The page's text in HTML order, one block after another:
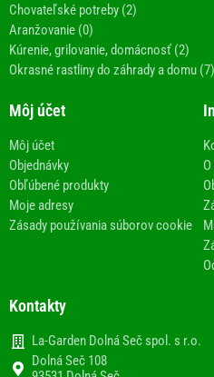
Chovateľské potreby (2)
Aranžovanie (0)
Kúrenie, grilovanie, domácnosť (2)
Okrasné rastliny do záhrady a domu (7)
Môj účet
Môj účet
Objednávky
Obľúbené produkty
Moje adresy
Zásady používania súborov cookie
Kontakty
La-Garden Dolná Seč spol. s r.o.
Dolná Seč 108